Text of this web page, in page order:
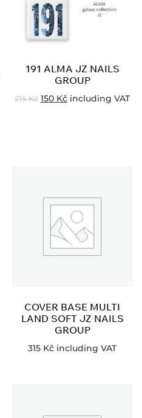
191 ALMA JZ NAILS
GROUP
215Kč 150 Kč including VAT
COVER BASE MULTI
LAND SOFT JZ NAILS
GROUP
315 Kč including VAT